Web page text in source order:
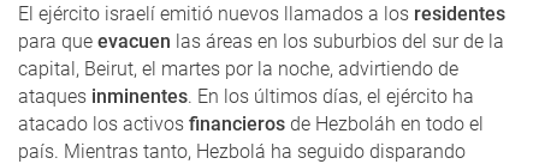
El ejército israelí emitió nuevos llamados a los residentes
para que evacuen las áreas en los suburbios del sur de la
capital, Beirut, el martes por la noche, advirtiendo de
ataques inminentes. En los últimos días, el ejército ha
atacado los activos financieros de Hezboláh en todo el
país. Mientras tanto, Hezbolá ha seguido disparando